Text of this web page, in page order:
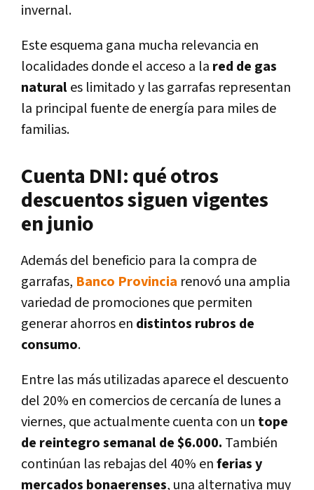
invernal.
Este esquema gana mucha relevancia en
localidades donde el acceso a la red de gas
naturales limitadoy las garrafas representan
la principal fuente de energía para miles de
familias.
Cuenta DNI: qué otros
descuentos siguen vigentes
en junio
Además del beneficio para la compra de
garrafas, Banco Provincia renovó una amplia
variedad de promocionesque permiten
generar ahorros en distintos rubros de
consumo.
Entre las más utilizadas aparece el descuento
del 20% en comercios de cercanía de lunes a
viernes, que actualmente cuenta con un tope
de reintegro semanal de $6.000. También
continúan las rebajas del 40% enferias y
mercados bonaerenses, una alternativa muy